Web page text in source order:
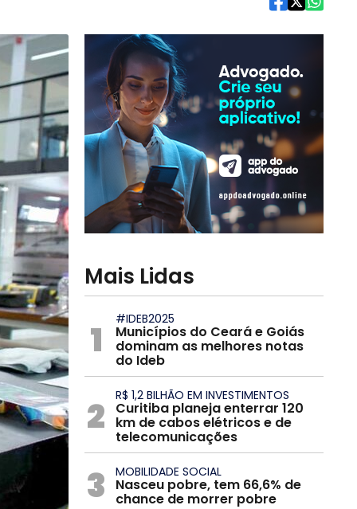
Mais Lidas
1 #IDEB2025
Municípios do Ceará e Goiás
dominam as melhores notas
do Ideb
2 R$ 1,2 BILHÃO EM INVESTIMENTOS
Curitiba planeja enterrar 120
km de cabos elétricos e de
telecomunicações
3 MOBILIDADE SOCIAL
Nasceu pobre, tem 66,6% de
chance de morrer pobre